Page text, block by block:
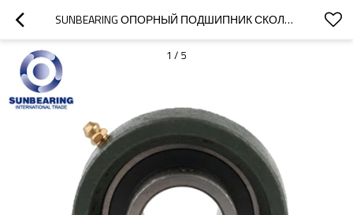
SUNBEARING ОПОРНЫЙ ПОДШИПНИК СКОЛЬЖЕНИЯ UCPA206 ЗЕЛЕНЫЙ 30 * 42,9 * 94 ММ ХРОМИРОВАННАЯ СТАЛЬ GCR15
1 / 5